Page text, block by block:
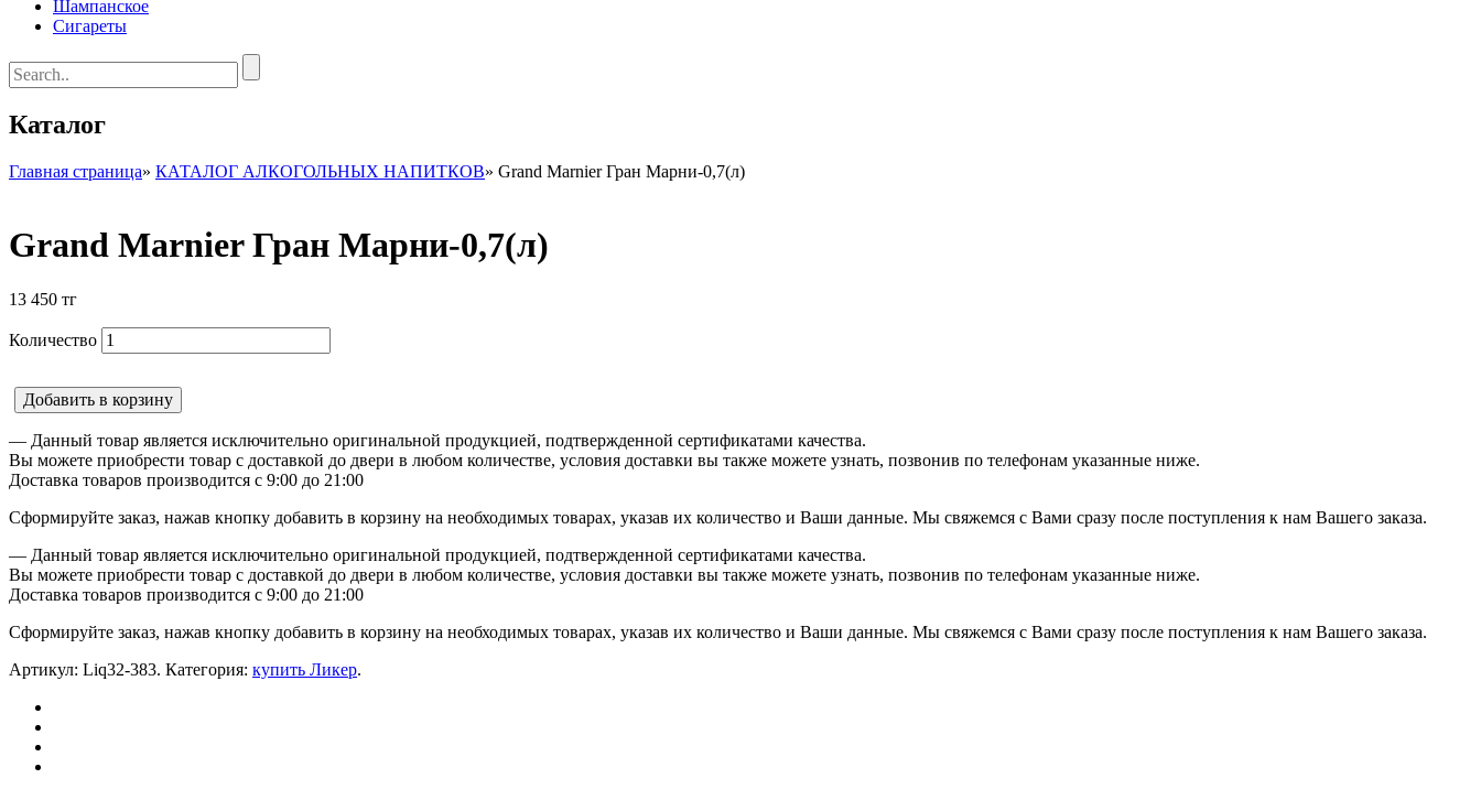
Шампанское
Сигареты
Каталог
Главная страница» КАТАЛОГ АЛКОГОЛЬНЫХ НАПИТКОВ» Grand Marnier Гран Марни-0,7(л)
Grand Marnier Гран Марни-0,7(л)
13 450 тг
Количество
Добавить в корзину
— Данный товар является исключительно оригинальной продукцией, подтвержденной сертификатами качества.
Вы можете приобрести товар с доставкой до двери в любом количестве, условия доставки вы также можете узнать, позвонив по телефонам указанные ниже.
Доставка товаров производится с 9:00 до 21:00
Сформируйте заказ, нажав кнопку добавить в корзину на необходимых товарах, указав их количество и Ваши данные. Мы свяжемся с Вами сразу после поступления к нам Вашего заказа.
— Данный товар является исключительно оригинальной продукцией, подтвержденной сертификатами качества.
Вы можете приобрести товар с доставкой до двери в любом количестве, условия доставки вы также можете узнать, позвонив по телефонам указанные ниже.
Доставка товаров производится с 9:00 до 21:00
Сформируйте заказ, нажав кнопку добавить в корзину на необходимых товарах, указав их количество и Ваши данные. Мы свяжемся с Вами сразу после поступления к нам Вашего заказа.
Артикул: Liq32-383. Категория: купить Ликер.